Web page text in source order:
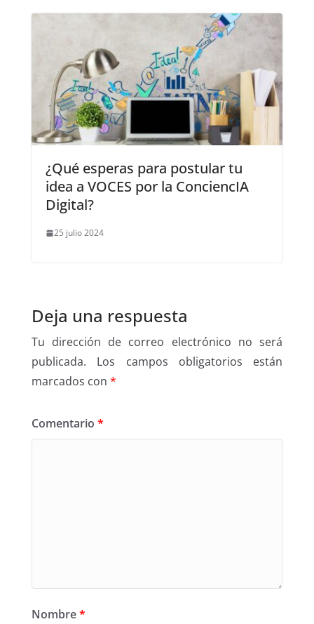
¿Qué esperas para postular tu
idea a VOCES por la ConciencIA
Digital?
25 julio 2024
Deja una respuesta
Tu dirección de correo electrónico no será
publicada.
Los campos obligatorios están
marcados con *
Comentario *
Nombre*